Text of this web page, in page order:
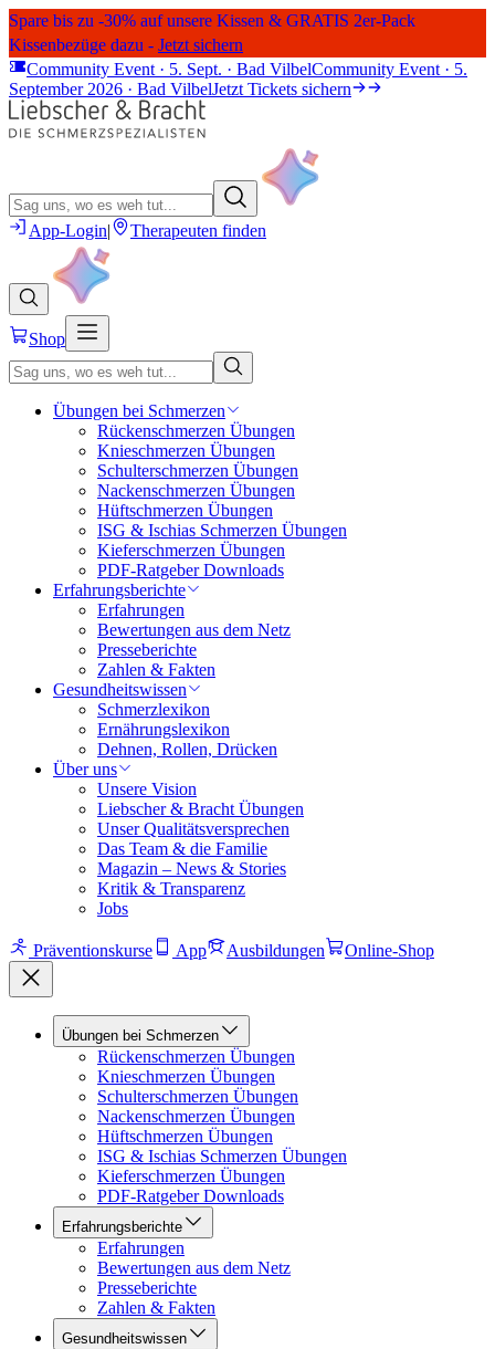
Spare bis zu -30% auf unsere Kissen & GRATIS 2er-Pack
Kissenbezüge dazu - Jetzt sichern
Community Event · 5. Sept. · Bad VilbelCommunity Event · 5.
September 2026 · Bad VilbelJetzt Tickets sichern
App-Login| Therapeuten finden
Shop
Übungen bei Schmerzen
Rückenschmerzen Übungen
Knieschmerzen Übungen
Schulterschmerzen Übungen
Nackenschmerzen Übungen
Hüftschmerzen Übungen
ISG & Ischias Schmerzen Übungen
Kieferschmerzen Übungen
PDF-Ratgeber Downloads
Erfahrungsberichte
Erfahrungen
Bewertungen aus dem Netz
Presseberichte
Zahlen & Fakten
Gesundheitswissen
Schmerzlexikon
Ernährungslexikon
Dehnen, Rollen, Drücken
Über uns
Unsere Vision
Liebscher & Bracht Übungen
Unser Qualitätsversprechen
Das Team & die Familie
Magazin – News & Stories
Kritik & Transparenz
Jobs
Präventionskurse App Ausbildungen Online-Shop
Übungen bei Schmerzen
Rückenschmerzen Übungen
Knieschmerzen Übungen
Schulterschmerzen Übungen
Nackenschmerzen Übungen
Hüftschmerzen Übungen
ISG & Ischias Schmerzen Übungen
Kieferschmerzen Übungen
PDF-Ratgeber Downloads
Erfahrungsberichte
Erfahrungen
Bewertungen aus dem Netz
Presseberichte
Zahlen & Fakten
Gesundheitswissen